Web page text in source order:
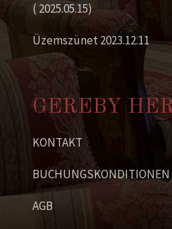
( 2025.05.15)
Üzemszünet 2023.12.11
GEREBY
KONTAKT
BUCHUNGSKONDITIONEN
AGB